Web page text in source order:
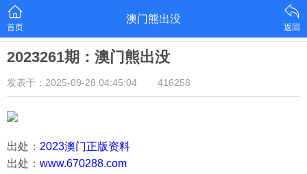
首页
澳门熊出没
返回
2023261期：澳门熊出没
发表于：2025-09-28 04:45:04 416258
出处： 2023澳门正版资料
出处： www.670288.com